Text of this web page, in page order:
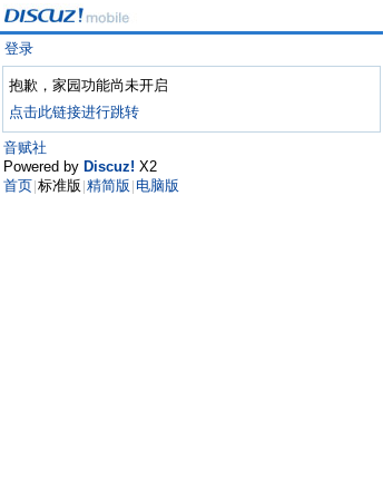
登录
抱歉，家园功能尚未开启
点击此链接进行跳转
音赋社
Powered by Discuz! X2
首页 标准版 精简版 电脑版